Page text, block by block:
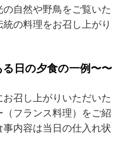
自然や野鳥をご覧いた
の料理をお召し上がり
日の夕食の一例〜〜
召し上がりいただいた
フランス料理）をご紹
内容は当日の仕入れ状